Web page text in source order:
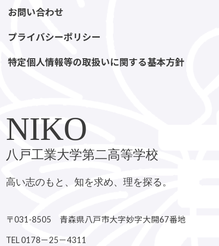
お問い合わせ
プライバシーポリシー
特定個人情報等の取扱いに関する基本方針
NIKO
八戸工業大学第二高等学校
高い志のもと、知を求め、理を探る。
〒031-8505 青森県八戸市大字妙字大開67番地
TEL 0178－25－4311